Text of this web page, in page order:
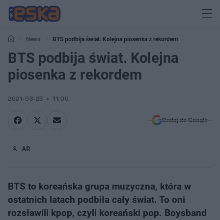
News BTS podbija świat. Kolejna piosenka z rekordem
BTS podbija świat. Kolejna
piosenka z rekordem
2021-03-23 11:00
Dodaj do Google
AR
BTS to koreańska grupa muzyczna, która w
ostatnich latach podbiła cały świat. To oni
rozsławili kpop, czyli koreański pop. Boysband